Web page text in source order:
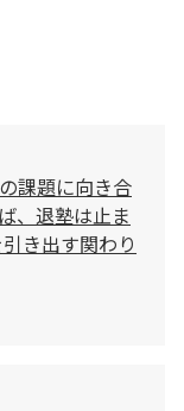
課題に向き合
、退塾は止ま
き出す関わり